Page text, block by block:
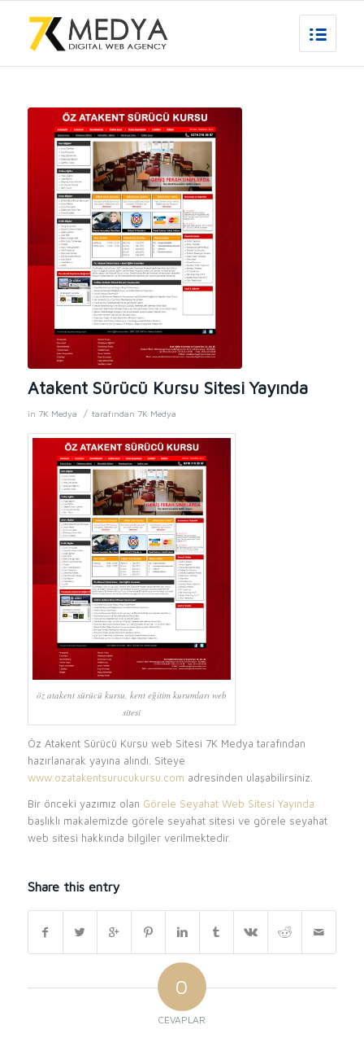
Atakent Sürücü Kursu Sitesi Yayında
in 7K Medya / tarafından 7K Medya
öz atakent sürücü kursu, kent eğitim kurumları web
sitesi
Öz Atakent Sürücü Kursu web Sitesi 7K Medya tarafından
hazırlanarak yayına alındı. Siteye
www.ozatakentsurucukursu.com adresinden ulaşabilirsiniz.
Bir önceki yazımız olan Görele Seyahat Web Sitesi Yayında
başlıklı makalemizde görele seyahat sitesi ve görele seyahat
web sitesi hakkında bilgiler verilmektedir.
Share this entry
0
CEVAPLAR